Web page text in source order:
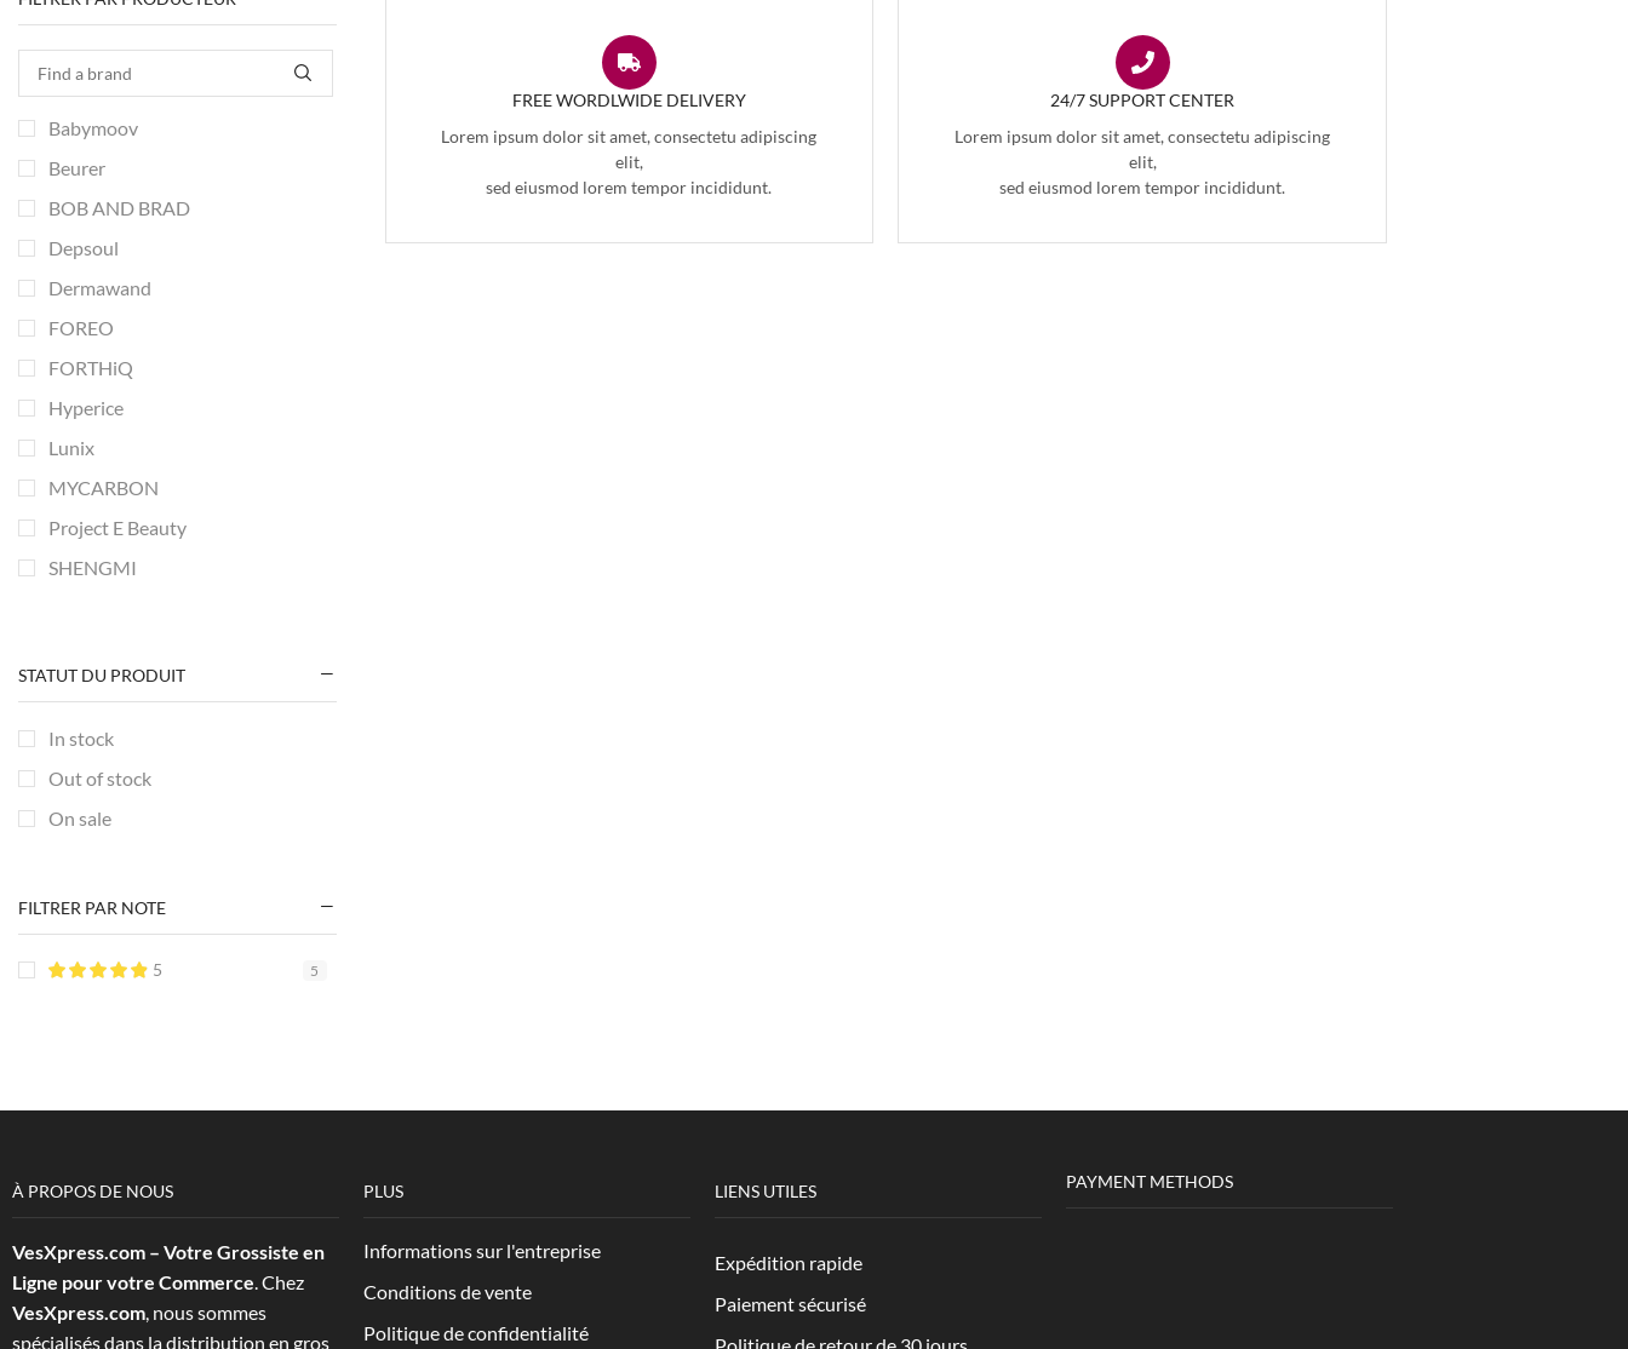
Babymoov
Beurer
BOB AND BRAD
Depsoul
Dermawand
FOREO
FORTHiQ
Hyperice
Lunix
MYCARBON
Project E Beauty
SHENGMI
TOUCHBeauty
TUMAKOU
STATUT DU PRODUIT
In stock
Out of stock
On sale
FILTRER PAR NOTE
5 5
FREE WORDLWIDE DELIVERY
Lorem ipsum dolor sit amet, consectetu adipiscing
elit,
sed eiusmod lorem tempor incididunt.
24/7 SUPPORT CENTER
Lorem ipsum dolor sit amet, consectetu adipiscing
elit,
sed eiusmod lorem tempor incididunt.
À PROPOS DE NOUS
VesXpress.com – Votre Grossiste en
Ligne pour votre Commerce. Chez
VesXpress.com, nous sommes
spécialisés dans la distribution en gros
PLUS
Informations sur l'entreprise
Conditions de vente
Politique de confidentialité
LIENS UTILES
Expédition rapide
Paiement sécurisé
PAYMENT METHODS